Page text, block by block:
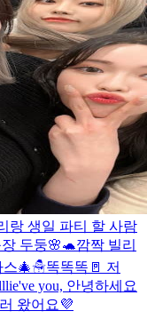
랑 생일 파티 할 사람
두둥🌸🐢깜짝 빌리
스🎄☃똑똑똑🚪 저
you, 안녕하세요
왔어요💜